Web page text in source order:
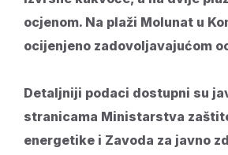
ocjenom. Na plaži Molunat u
ocijenjeno zadovoljavajućom
Detaljniji podaci dostupni su
stranicama Ministarstva
energetike i Zavoda za javno